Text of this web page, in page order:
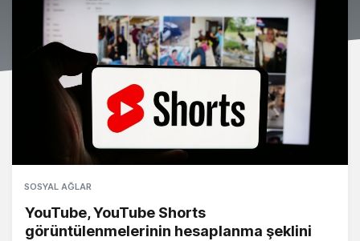
SOSYAL AĞLAR
YouTube, YouTube Shorts
görüntülenmelerinin hesaplanma şeklini